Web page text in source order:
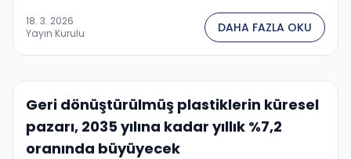
18. 3. 2026
Yayın Kurulu
DAHA FAZLA OKU
Geri dönüştürülmüş plastiklerin küresel
pazarı, 2035 yılına kadar yıllık %7,2
oranında büyüyecek